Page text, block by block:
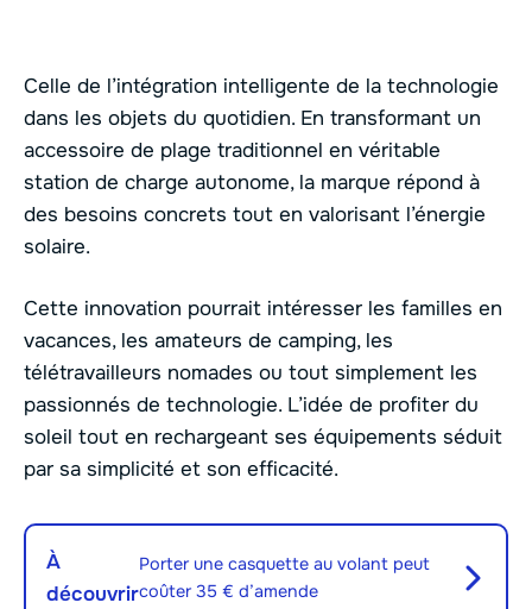
Celle de l’intégration intelligente de la technologie
dans les objets du quotidien. En transformant un
accessoire de plage traditionnel en véritable
station de charge autonome, la marque répond à
des besoins concrets tout en valorisant l’énergie
solaire.
Cette innovation pourrait intéresser les familles en
vacances, les amateurs de camping, les
télétravailleurs nomades ou tout simplement les
passionnés de technologie. L’idée de profiter du
soleil tout en rechargeant ses équipements séduit
par sa simplicité et son efficacité.
À
découvrir
Porter une casquette au volant peut
coûter 35 € d’amende